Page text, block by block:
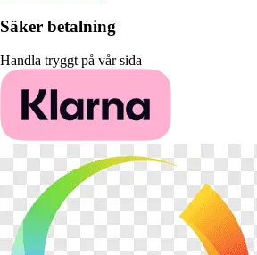
Säker betalning
Handla tryggt på vår sida